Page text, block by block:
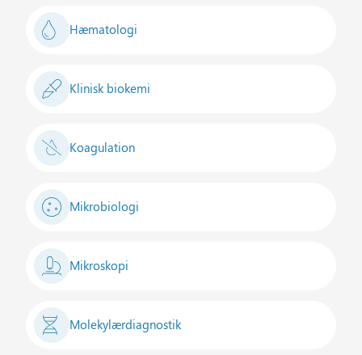
Hæmatologi
Klinisk biokemi
Koagulation
Mikrobiologi
Mikroskopi
Molekylærdiagnostik